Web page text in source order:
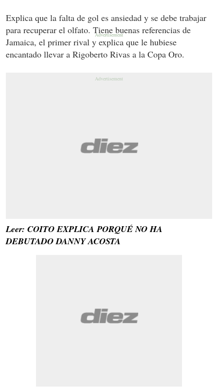
Explica que la falta de gol es ansiedad y se debe trabajar
para recuperar el olfato. Tiene buenas referencias de
Jamaica, el primer rival y explica que le hubiese
encantado llevar a Rigoberto Rivas a la Copa Oro.
Leer: COITO EXPLICA PORQUÉ NO HA
DEBUTADO DANNY ACOSTA